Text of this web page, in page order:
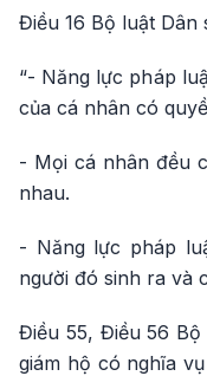
Điều 16 Bộ luật Dân
“- Năng lực pháp
của cá nhân có
- Mọi cá nhân đều
nhau.
- Năng lực pháp
người đó sinh ra và
Điều 55, Điều 56
giám hộ có nghĩa